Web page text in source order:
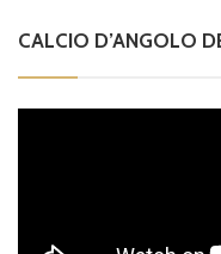
CALCIO D’ANGOLO